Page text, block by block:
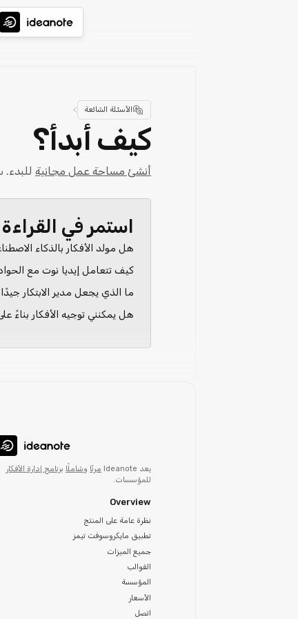
الأسئلة الشائعة >
كيف أبدأ؟
أنشئ مساحة عمل مجانية
استمر في القراءة
هل مولد الأفكار بالذكاء
كيف تتعامل إيديا نوت مع
ما الذي يجعل مدير الابتكار
هل يمكنني توجيه الأفكار بناءً
يعد Ideanote مرنًا وشاملًا برنامج إدارة الأفكار
للمؤسسات.
Overview
نظرة عامة على المنتج
تطبيق مايكروسوفت تيمز
جميع الميزات
القوالب
المؤسسة
الأسعار
اتصل